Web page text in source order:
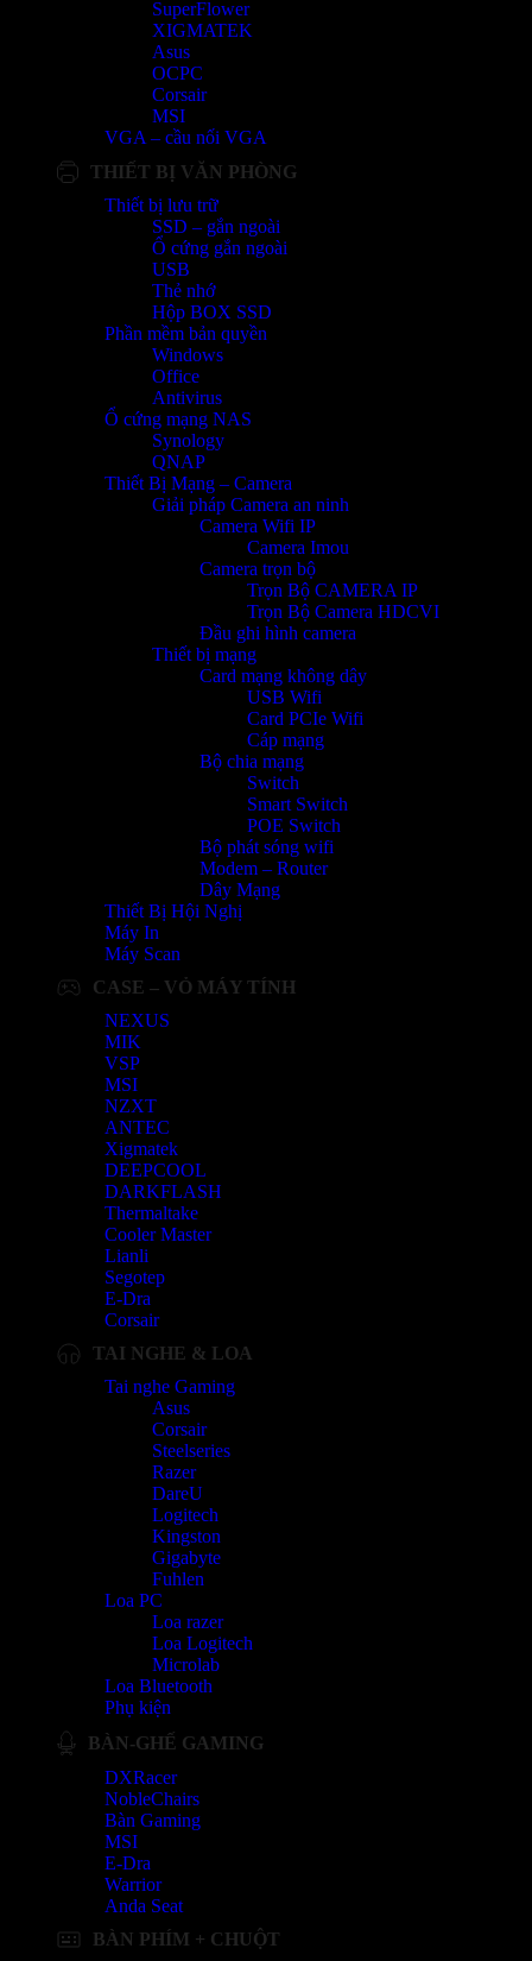
SuperFlower
XIGMATEK
Asus
OCPC
Corsair
MSI
VGA – cầu nối VGA
THIẾT BỊ VĂN PHÒNG
Thiết bị lưu trữ
SSD – gắn ngoài
Ổ cứng gắn ngoài
USB
Thẻ nhớ
Hộp BOX SSD
Phần mềm bản quyền
Windows
Office
Antivirus
Ổ cứng mạng NAS
Synology
QNAP
Thiết Bị Mạng – Camera
Giải pháp Camera an ninh
Camera Wifi IP
Camera Imou
Camera trọn bộ
Trọn Bộ CAMERA IP
Trọn Bộ Camera HDCVI
Đầu ghi hình camera
Thiết bị mạng
Card mạng không dây
USB Wifi
Card PCIe Wifi
Cáp mạng
Bộ chia mạng
Switch
Smart Switch
POE Switch
Bộ phát sóng wifi
Modem – Router
Dây Mạng
Thiết Bị Hội Nghị
Máy In
Máy Scan
CASE – VỎ MÁY TÍNH
NEXUS
MIK
VSP
MSI
NZXT
ANTEC
Xigmatek
DEEPCOOL
DARKFLASH
Thermaltake
Cooler Master
Lianli
Segotep
E-Dra
Corsair
TAI NGHE & LOA
Tai nghe Gaming
Asus
Corsair
Steelseries
Razer
DareU
Logitech
Kingston
Gigabyte
Fuhlen
Loa PC
Loa razer
Loa Logitech
Microlab
Loa Bluetooth
Phụ kiện
BÀN-GHẾ GAMING
DXRacer
NobleChairs
Bàn Gaming
MSI
E-Dra
Warrior
Anda Seat
BÀN PHÍM + CHUỘT